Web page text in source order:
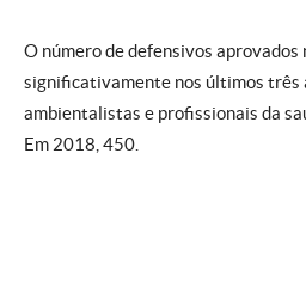
O número de defensivos aprovados
significativamente nos últimos três
ambientalistas e profissionais da
Em 2018, 450.